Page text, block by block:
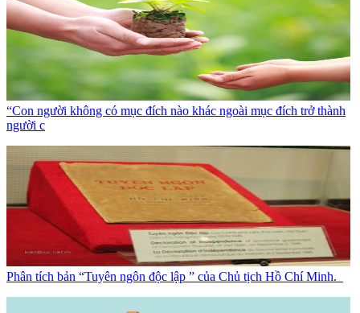
“Con người không có mục đích nào khác ngoài mục đích trở thành
người c
Phân tích bản “Tuyên ngôn độc lập ” của Chủ tịch Hồ Chí Minh.